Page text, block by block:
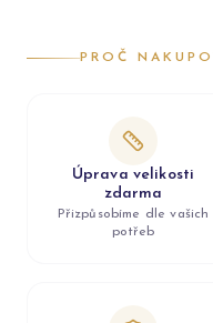
PROČ
Úprava velikosti
zdarma
Přizpůsobíme dle vašich
potřeb